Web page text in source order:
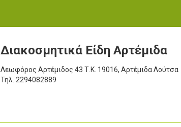
Διακοσμητικά Είδη Αρτέμιδα
Λεωφόρος Αρτέμιδος 43 Τ.Κ. 19016, Αρτέμιδα Λούτσα
Τηλ. 2294082889